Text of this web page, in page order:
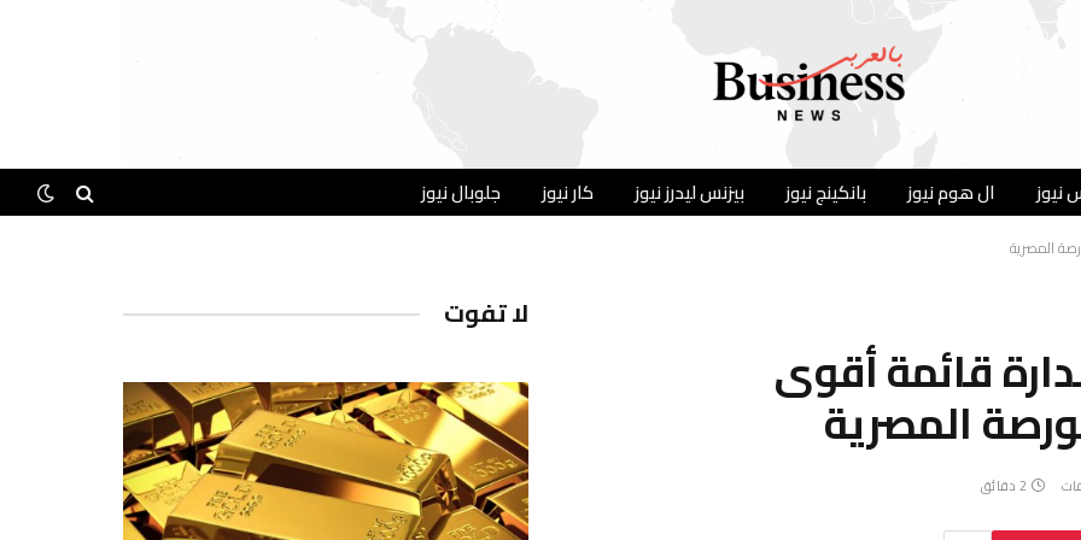
نيوز ال هوم نيوز بانكينج نيوز بيزنس ليدرز نيوز كار نيوز جلوبال نيوز
المصرية
قائمة أقوى
المصرية
2 دقائق
لا تفوت